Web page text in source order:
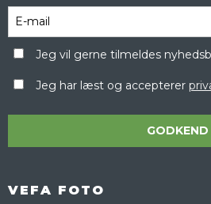
Jeg vil gerne tilmeldes
Jeg har læst og accepterer
GODKEND
VEFA FOTO